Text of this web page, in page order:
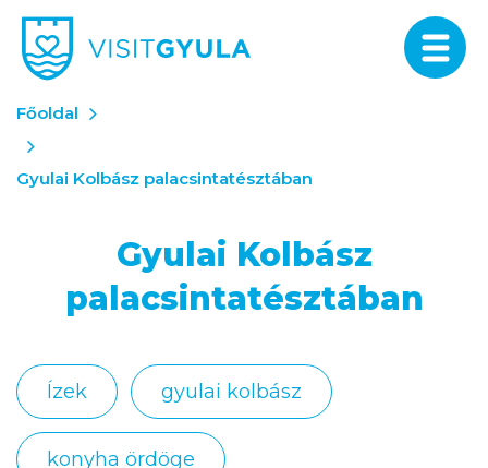
Főoldal
Gyulai Kolbász palacsintatésztában
Gyulai Kolbász
palacsintatésztában
Ízek gyulai kolbász
konyha ördöge